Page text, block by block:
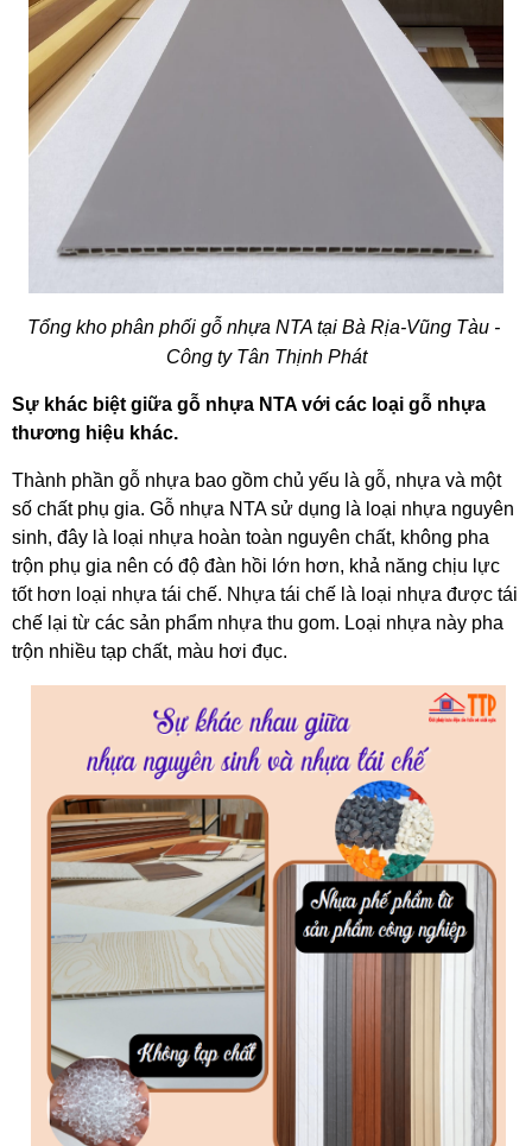
Tổng kho phân phối gỗ nhựa NTA tại Bà Rịa-Vũng Tàu -
Công ty Tân Thịnh Phát
Sự khác biệt giữa gỗ nhựa NTA với các loại gỗ nhựa
thương hiệu khác.
Thành phần gỗ nhựa bao gồm chủ yếu là gỗ, nhựa và một
số chất phụ gia. Gỗ nhựa NTA sử dụng là loại nhựa nguyên
sinh, đây là loại nhựa hoàn toàn nguyên chất, không pha
trộn phụ gia nên có độ đàn hồi lớn hơn, khả năng chịu lực
tốt hơn loại nhựa tái chế. Nhựa tái chế là loại nhựa được tái
chế lại từ các sản phẩm nhựa thu gom. Loại nhựa này pha
trộn nhiều tạp chất, màu hơi đục.